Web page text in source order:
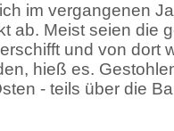
im vergangenen
ab. Meist seien die
und von dort
hieß es.
- teils über die